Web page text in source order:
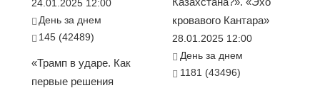
24.01.2025 12:00
День за днем
145 (42489)
«Трамп в ударе. Как
первые решения
кровавого Кантара»
28.01.2025 12:00
День за днем
1181 (43496)